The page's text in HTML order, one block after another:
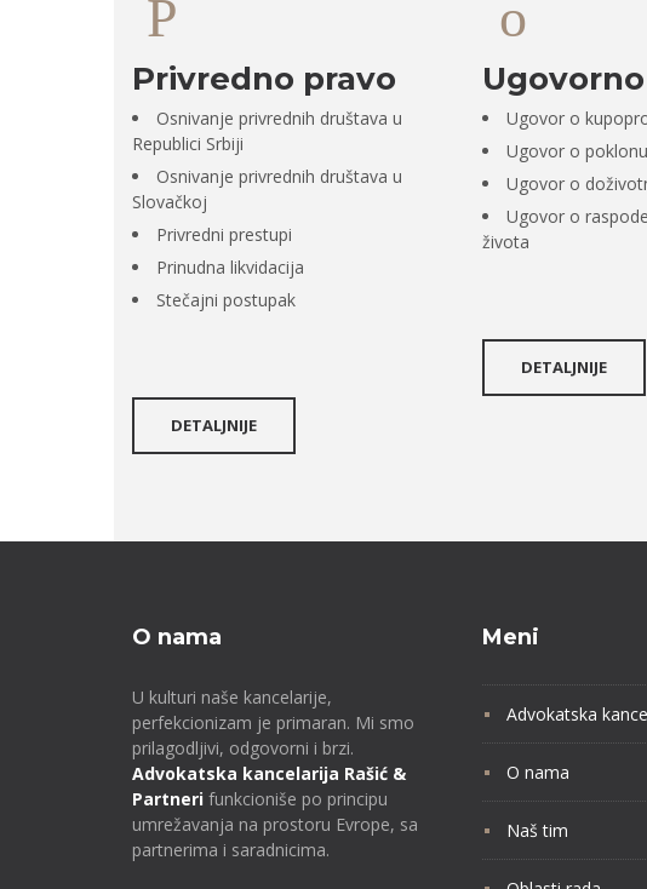
Privredno pravo
Osnivanje privrednih društava u
Republici Srbiji
Osnivanje privrednih društava u
Slovačkoj
Privredni prestupi
Prinudna likvidacija
Stečajni postupak
DETALJNIJE
Ugovor o
Ugovor o
Ugovor o
Ugovor o
života
DETALJNIJE
O nama
U kulturi naše kancelarije,
perfekcionizam je primaran. Mi smo
prilagodljivi, odgovorni i brzi.
Advokatska kancelarija Rašić &
Partneri funkcioniše po principu
umrežavanja na prostoru Evrope, sa
partnerima i saradnicima.
Meni
Advokatska
O nama
Naš tim